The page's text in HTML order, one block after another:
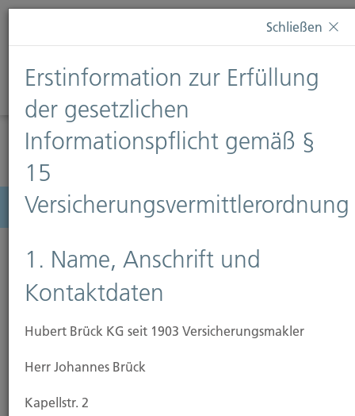
Diese Webseite verwendet Cookies. Wenn Sie weiterhin
Informationen finden Sie auf unserer SeiteDatenschutz
Diese Nachricht nicht erneut anzeigen
Menü
Schließen
Erstinformation zur Erfüllung
der gesetzlichen
Informationspflicht gemäß §
15
Versicherungsvermittlerordnung
1. Name, Anschrift und
Kontaktdaten
Hubert Brück KG seit 1903 Versicherungsmakler
Herr Johannes Brück
Kapellstr. 2